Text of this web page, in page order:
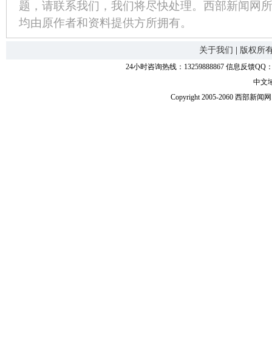
题，请联系我们，我们将尽快处理。西部新闻网
均由原作者和资料提供方所拥有。
关于我们 版权所
24小时咨询热线：13259888867 信息反馈QQ
中文
Copyright 2005-2060 西部新闻